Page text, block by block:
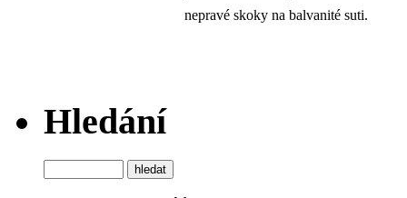
nepravé skoky na balvanité suti.
Hledání